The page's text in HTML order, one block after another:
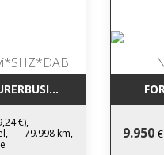
€),
79.998 km,
9.950 €